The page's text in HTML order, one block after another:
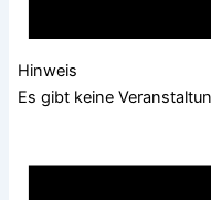
Hinweis
Es gibt keine